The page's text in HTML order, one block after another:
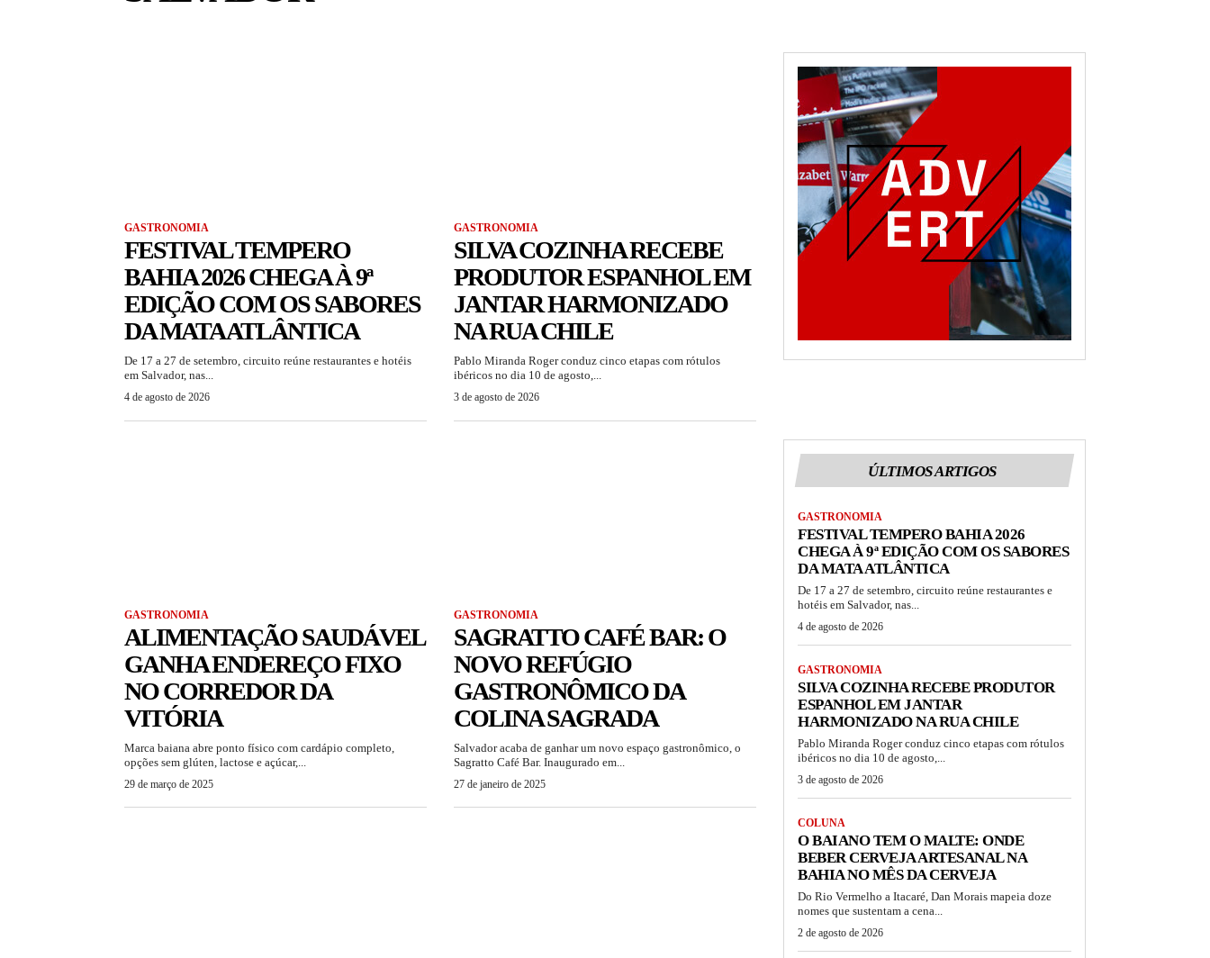
GASTRONOMIA
FESTIVAL TEMPERO
BAHIA 2026 CHEGA À 9ª
EDIÇÃO COM OS SABORES
DA MATA ATLÂNTICA
De 17 a 27 de setembro, circuito reúne restaurantes e hotéis
em Salvador, nas...
4 de agosto de 2026
GASTRONOMIA
SILVA COZINHA RECEBE
PRODUTOR ESPANHOL EM
JANTAR HARMONIZADO
NA RUA CHILE
Pablo Miranda Roger conduz cinco etapas com rótulos
ibéricos no dia 10 de agosto,...
3 de agosto de 2026
GASTRONOMIA
ALIMENTAÇÃO SAUDÁVEL
GANHA ENDEREÇO FIXO
NO CORREDOR DA
VITÓRIA
Marca baiana abre ponto físico com cardápio completo,
opções sem glúten, lactose e açúcar,...
29 de março de 2025
GASTRONOMIA
SAGRATTO CAFÉ BAR: O
NOVO REFÚGIO
GASTRONÔMICO DA
COLINA SAGRADA
Salvador acaba de ganhar um novo espaço gastronômico, o
Sagratto Café Bar. Inaugurado em...
27 de janeiro de 2025
ÚLTIMOS ARTIGOS
GASTRONOMIA
FESTIVAL TEMPERO BAHIA 2026
CHEGA À 9ª EDIÇÃO COM OS SABORES
DA MATA ATLÂNTICA
De 17 a 27 de setembro, circuito reúne restaurantes e
hotéis em Salvador, nas...
4 de agosto de 2026
GASTRONOMIA
SILVA COZINHA RECEBE PRODUTOR
ESPANHOL EM JANTAR
HARMONIZADO NA RUA CHILE
Pablo Miranda Roger conduz cinco etapas com rótulos
ibéricos no dia 10 de agosto,...
3 de agosto de 2026
COLUNA
O BAIANO TEM O MALTE: ONDE
BEBER CERVEJA ARTESANAL NA
BAHIA NO MÊS DA CERVEJA
Do Rio Vermelho a Itacaré, Dan Morais mapeia doze
nomes que sustentam a cena...
2 de agosto de 2026